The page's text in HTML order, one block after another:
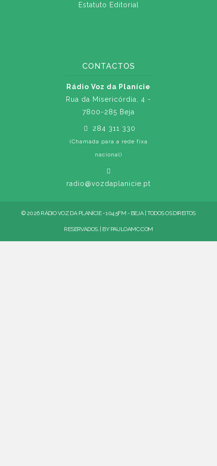
Estatuto Editorial
CONTACTOS
Rádio Voz da Planície
Rua da Misericórdia, 4 -
7800-285 Beja
284 311 330
(Chamada para a rede fixa
nacional)
radio@vozdaplanicie.pt
© 2026 RÁDIO VOZ DA PLANÍCIE - 104.5FM - BEJA | TODOS OS DIREITOS
RESERVADOS. | BY PAULOAMC.COM